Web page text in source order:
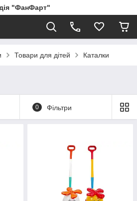
"ФанФарт"
Товари для дітей Каталки
0 Фільтри